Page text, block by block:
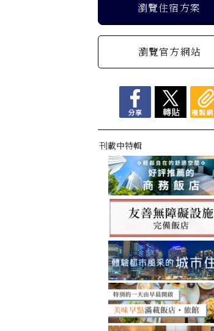
瀏覽住宿方案
瀏覽官方網站
刊載中特輯